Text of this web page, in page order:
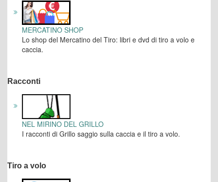
MERCATINO SHOP
Lo shop del Mercatino del Tiro: libri e dvd di tiro a volo e
caccia.
Racconti
NEL MIRINO DEL GRILLO
I racconti di Grillo saggio sulla caccia e il tiro a volo.
Tiro a volo